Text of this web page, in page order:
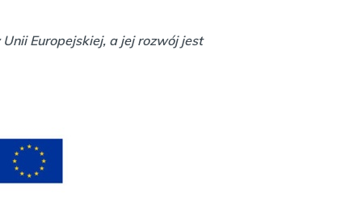
Europejskiej, a jej rozwój jest